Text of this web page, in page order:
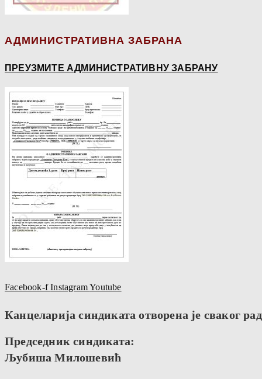
АДМИНИСТРАТИВНА ЗАБРАНА
ПРЕУЗМИТЕ АДМИНИСТРАТИВНУ ЗАБРАНУ
Facebook-f InstagramYoutube
Канцеларија синдиката отворена је сваког
Председник синдиката:
Љубиша Милошевић